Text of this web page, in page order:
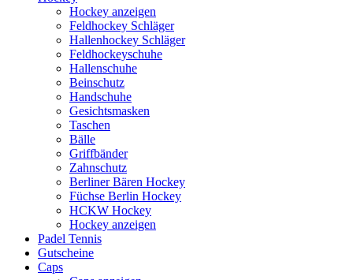
Hockey anzeigen
Feldhockey Schläger
Hallenhockey Schläger
Feldhockeyschuhe
Hallenschuhe
Beinschutz
Handschuhe
Gesichtsmasken
Taschen
Bälle
Griffbänder
Zahnschutz
Berliner Bären Hockey
Füchse Berlin Hockey
HCKW Hockey
Hockey anzeigen
Padel Tennis
Gutscheine
Caps